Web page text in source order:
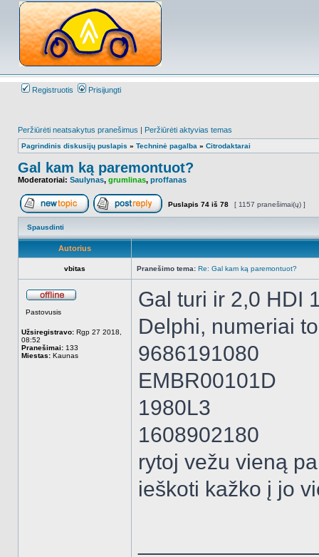
Registruotis Prisijungti
Peržiūrėti neatsakytus pranešimus | Peržiūrėti aktyvias temas
Pagrindinis diskusijų puslapis » Techninė pagalba » Citrodaktarai
Gal kam ką paremontuot?
Moderatoriai: Saulynas, grumlinas, proffanas
Naujos temos kūrimasAtsakyti į temą
Puslapis 74 iš 78 [ 1157 pranešimai(ų) ]
Spausdinti
Autorius
vbitas Pranešimo tema: Re: Gal kam ką paremontuot?
Pastovusis
Užsiregistravo: Rgp 27 2018,
08:52
Pranešimai: 133
Miestas: Kaunas
Gal turi ir 2,0 HDI
Delphi, numeriai
9686191080
EMBR00101D
1980L3
1608902180
rytoj vežu vieną
ieškoti kažko į jo